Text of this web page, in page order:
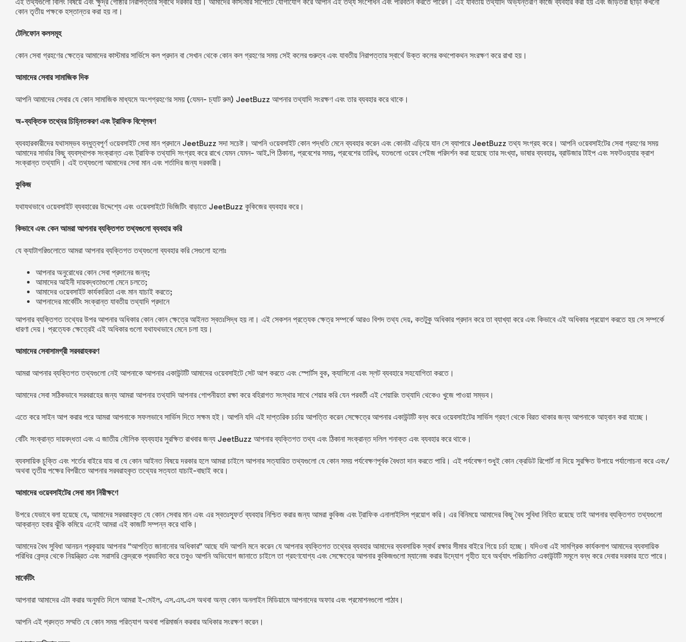
এই তথ্যগুলো বিলিং বিষয়ে এবং ক্ষুদ্র গোষ্ঠীর নিরাপত্তার স্বার্থে দরকার হয়। আমাদের কাস্টমার সাপোর্টে যোগাযোগ করে আপনি এই তথ্য সংশোধন এবং পরিবর্তন করতে পারেন। এই যাবতীয় তথ্যাদি অভ্যন্তরীণ কাজে ব্যবহার করা হয় এবং জড়িতরা ছাড়া কখনো
কোন তৃতীয় পক্ষকে হস্তান্তর করা হয় না।
টেলিফোন কলসমূহ
কোন সেবা গ্রহণের ক্ষেত্রে আমাদের কাস্টমার সার্ভিসে কল প্রদান বা সেখান থেকে কোন কল গ্রহণের সময় সেই কলের গুরুত্ব এবং যাবতীয় নিরাপত্তার স্বার্থে উক্ত কলের কথপোকথন সংরক্ষণ করে রাখা হয়।
আমাদের সেবার সামাজিক দিক
আপনি আমাদের সেবার যে কোন সামাজিক মাধ্যমে অংশগ্রহণের সময় (যেমন- চ্যাট রুম) JeetBuzz আপনার তথ্যাদি সংরক্ষণ এবং তার ব্যবহার করে থাকে।
অ-ব্যক্তিক তথ্যের চিহ্নিতকরণ এবং ট্রাফিক বিশ্লেষণ
ব্যবহারকারীদের যথাসম্ভব বন্ধুত্বপূর্ণ ওয়েবসাইট সেবা মান প্রদানে JeetBuzz সদা সচেষ্ট। আপনি ওয়েবসাইট কোন পদ্ধতি মেনে ব্যবহার করেন এবং কোনটা এড়িয়ে যান সে ব্যাপারে JeetBuzzতথ্য সংগ্রহ করে। আপনি ওয়েবসাইটের সেবা গ্রহণের সময়
আমাদের সার্ভার কিছু ব্যবস্থাপক সংক্রান্ত এবং ট্রাফিক তথ্যাদি সংগ্রহ করে রাখে যেমন যেমন- আই.পি ঠিকানা, প্রবেশের সময়, প্রবেশের তারিখ, যতগুলো ওয়েব পেইজ পরিদর্শন করা হয়েছে তার সংখ্যা, ভাষার ব্যবহার, ব্রাউজার টাইপ এবং সফটওয়্যার ক্রাশ
সংক্রান্ত তথ্যাদি। এই তথ্যগুলো আমাদের সেবা মান এবং শর্তাদির জন্য দরকারী।
কুকিজ
যথাযথভাবে ওয়েবসাইট ব্যবহারের উদ্দেশ্যে এবং ওয়েবসাইটে ভিজিটিং বাড়াতে JeetBuzz কুকিজের ব্যবহার করে।
কিভাবে এবং কেন আমরা আপনার ব্যক্তিগত তথ্যগুলো ব্যবহার করি
যে ক্যাটাগরিগুলোতে আমরা আপনার ব্যক্তিগত তথ্যগুলো ব্যবহার করি সেগুলো হলোঃ
আপনার অনুরোধের কোন সেবা প্রদানের জন্য;
আমাদের আইনী দায়বদ্ধতাগুলো মেনে চলতে;
আমাদের ওয়েবসাইট কার্যকারিতা এবং মান যাচাই করতে;
আপনাদের মার্কেটিং সংক্রান্ত যাবতীয় তথ্যাদি প্রদানে
আপনার ব্যক্তিগত তথ্যের উপর আপনার অধিকার কোন কোন ক্ষেত্রে আইনত স্বতঃসিদ্ধ হয় না। এই সেকশন প্রত্যেক ক্ষেত্র সম্পর্কে আরও বিশদ তথ্য দেয়, কতটুকু অধিকার প্রদান করে তা ব্যাখ্যা করে এবং কিভাবে এই অধিকার প্রয়োগ করতে হয় সে সম্পর্কে
ধারণা দেয়। প্রত্যেক ক্ষেত্রেই এই অধিকার গুলো যথাযথভাবে মেনে চলা হয়।
আমাদের সেবাসামগ্রী সরবরাহকরণ
আমরা আপনার ব্যক্তিগত তথ্যগুলো নেই আপনাকে আপনার একাউন্টটি আমাদের ওয়েবসাইটে সেট আপ করতে এবং স্পোর্টস বুক, ক্যাসিনো এবং স্লট ব্যবহারে সহযোগিতা করতে।
আমাদের সেবা সঠিকভাবে সরবরাহের জন্য আমরা আপনার তথ্যাদি আপনার গোপনীয়তা রক্ষা করে বহিরাগত সংস্থার সাথে শেয়ার করি যেন পরবর্তী এই শেয়ারিং তথ্যাদি থেকেও খুজে পাওয়া সম্ভব।
এতে করে সাইন আপ করার পরে আমরা আপনাকে সফলভাবে সার্ভিস দিতে সক্ষম হই। আপনি যদি এই দাপ্তরিক চর্চায় আপত্তি করেন সেক্ষেত্রে আপনার একাউন্টটি বন্ধ করে ওয়েবসাইটের সার্ভিস গ্রহণ থেকে বিরত থাকার জন্য আপনাকে আহ্বান করা যাচ্ছে।
বেটিং সংক্রান্ত দায়বদ্ধতা এবং এ জাতীয় মৌলিক ব্যব্যহার সুরক্ষিত রাখবার জন্য JeetBuzz আপনার ব্যক্তিগত তথ্য এবং ঠিকানা সংক্রান্ত দলিল শনাক্ত এবং ব্যবহার করে থাকে।
ব্যবসায়িক চুক্তি এবং শর্তের বাইরে যায় বা যে কোন আইনত বিষয়ে দরকার হলে আমরা চাইলে আপনার সত্যায়িত তথ্যগুলো যে কোন সময় পর্যবেক্ষণপূর্বক বৈধতা দান করতে পারি। এই পর্যবেক্ষণ শুধুই কোন ক্রেডিট রিপোর্ট না দিয়ে সুরক্ষিত উপায়ে পর্যালোচনা করে এবং/
অথবা তৃতীয় পক্ষের বিপরীতে আপনার সরবরাহকৃত তথ্যের সত্যতা যাচাই-বাছাই করে।
আমাদের ওয়েবসাইটের সেবা মান নিরীক্ষণে
উপরে যেভাবে বলা হয়েছে যে, আমাদের সরবরাহকৃত যে কোন সেবার মান এবং এর স্বতঃস্ফূর্ত ব্যবহার নিশ্চিত করার জন্য আমরা কুকিজ এবং ট্রাফিক এনালাইসিস প্রয়োগ করি। এর বিনিময়ে আমাদের কিছু বৈধ সুবিধা নিহিত রয়েছে তাই আপনার ব্যক্তিগত তথ্যগুলো
আক্রান্ত হবার ঝুঁকি কমিয়ে এনেই আমরা এই কাজটি সম্পন্ন করে থাকি।
আমাদের বৈধ সুবিধা আনয়ন প্রকৃয়ায় আপনার “আপত্তি জানানোর অধিকার” আছে যদি আপনি মনে করেন যে আপনার ব্যক্তিগত তথ্যের ব্যবহার আমাদের ব্যবসায়িক স্বার্থ রক্ষার সীমার বাইরে গিয়ে চর্চা হচ্ছে। যদিওবা এই সামগ্রিক কার্যকলাপ আমাদের ব্যবসায়িক
পরিধির কেন্দ্র থেকে নিয়ন্ত্রিত এবং সরাসরি কেন্দ্রকে প্রভাবিত করে তবুও আপনি অভিযোগ জানাতে চাইলে তা গ্রহণযোগ্য এবং সেক্ষেত্রে আপনার কুকিজগুলো ম্যানেজ করার উদ্যোগ গৃহীত হবে অর্থ্যাৎ পরিচালিত একাউন্টটি সমূলে বন্ধ করে দেবার দরকার হতে পারে।
মার্কেটিং
আপনারা আমাদের এটা করার অনুমতি দিলে আমরা ই-মেইল, এস.এম.এস অথবা অন্য কোন অনলাইন মিডিয়ামে আপনাদের অফার এবং প্রমোশনগুলো পাঠাব।
আপনি এই প্রদত্ত সম্মতি যে কোন সময় পরিত্যাগ অথবা পরিমার্জন করবার অধিকার সংরক্ষণ করেন।